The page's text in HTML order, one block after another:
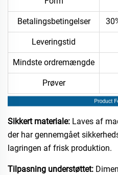
Betalingsbetingelser
Leveringstid
Mindste ordremængde
Prøver
Sikkert materiale: Laves af
der har gennemgået
lagringen af frisk produktion.
Tilpasning understøttet: